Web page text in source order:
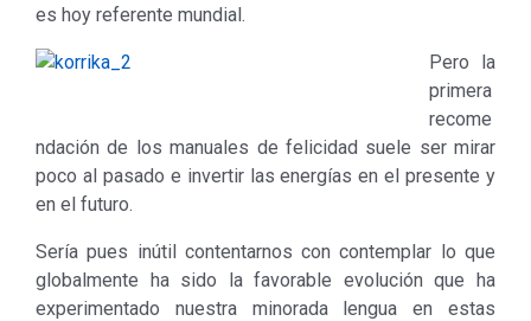
es hoy referente mundial.
Pero la
primera
recome
ndación de los manuales de felicidad suele ser mirar
poco al pasado e invertir las energías en el presente y
en el futuro.
Sería pues inútil contentarnos con contemplar lo que
globalmente ha sido la favorable evolución que ha
experimentado nuestra minorada lengua en estas